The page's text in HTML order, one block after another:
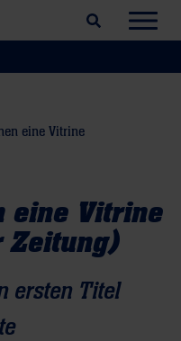
Suchfeld öffnen
eine Vitrine
eine Vitrine
Zeitung)
ersten Titel